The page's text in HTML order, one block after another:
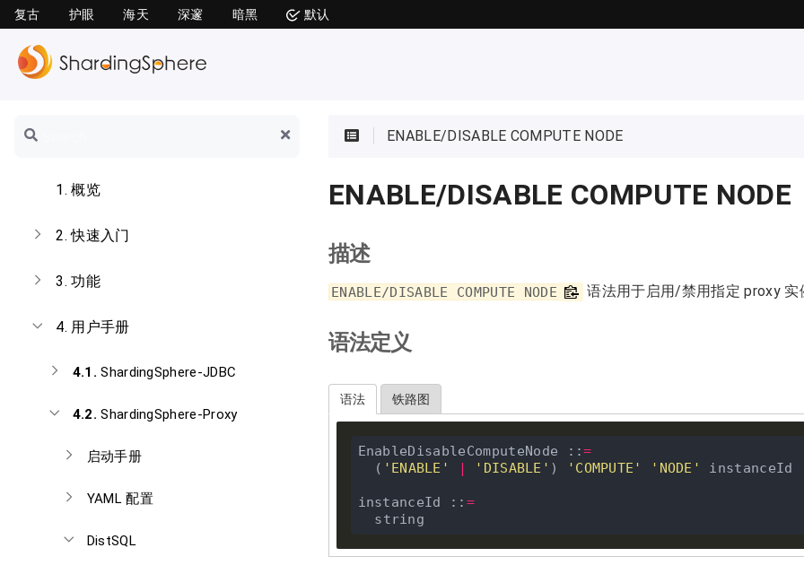
复古 护眼 海天 深邃 暗黑 默认
1.概览
2.快速入门
3.功能
4. 用户手册
4.1.ShardingSphere-JDBC
4.2.ShardingSphere-Proxy
启动手册
YAML 配置
DistSQL
ENABLE/DISABLE COMPUTE NODE
ENABLE/DISABLE COMPUTE NODE
描述
ENABLE/DISABLE COMPUTE NODE 语法用于启用/禁用指定 proxy 实
语法定义
语法 铁路图
EnableDisableComputeNode ::=
  (
'ENABLE' | 'DISABLE' ) 'COMPUTE' 'NODE' instanceId
instanceId :: =